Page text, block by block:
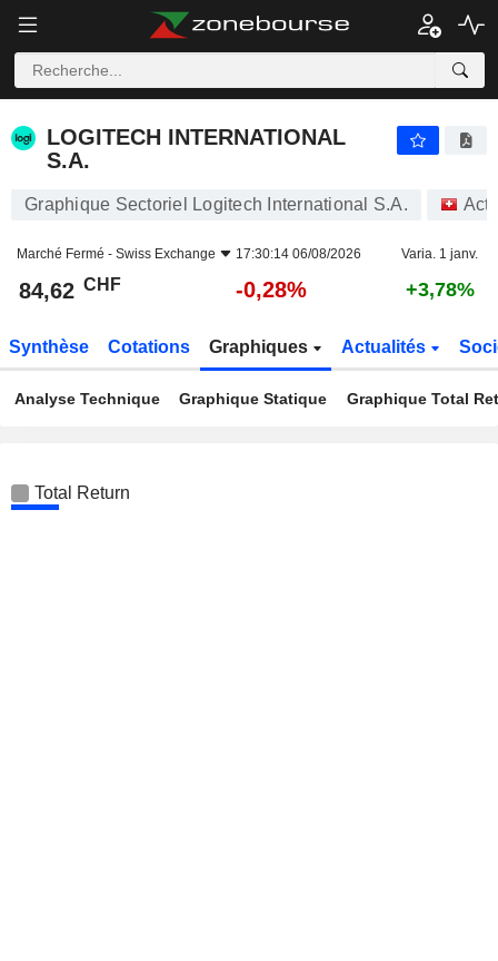
LOGITECH INTERNATIONAL
S.A.
Graphique Sectoriel Logitech International S.A.
Marché Fermé - Swiss Exchange 17:30:14 06/08/2026 Varia. 1 janv.
84,62 CHF -0,28% +3,78%
Synthèse Cotations Graphiques Actualités
Analyse Technique Graphique Statique Graphique Total
Total Return